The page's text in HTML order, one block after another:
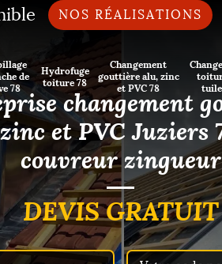
NOS RÉALISATIONS
de
78
Hydrofuge
toiture 78
Changement
gouttière alu, zinc
et PVC 78
changement
et PVC Juziers
couvreur zingueur
DEVIS GRATUIT